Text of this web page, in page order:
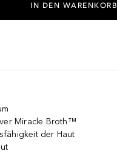
IN DEN WARENKORB
Miracle Broth™
der Haut